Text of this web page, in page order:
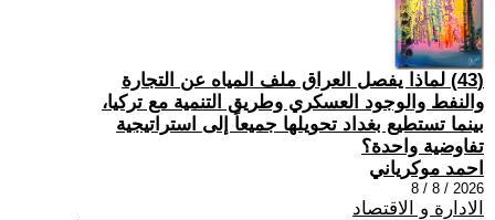
(43) لماذا يفصل العراق ملف المياه عن التجارة
والنفط والوجود العسكري وطريق التنمية مع تركيا،
بينما تستطيع بغداد تحويلها جميعاً إلى استراتيجية
تفاوضية واحدة؟
احمد موكرياني
2026 / 8 / 8
الادارة و الاقتصاد